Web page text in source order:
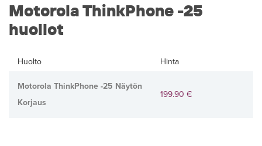
Motorola ThinkPhone -25
huollot
Huolto Hinta
Motorola ThinkPhone -25 Näytön
Korjaus
199.90 €